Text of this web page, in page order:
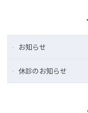
お知らせ
休診のお知らせ